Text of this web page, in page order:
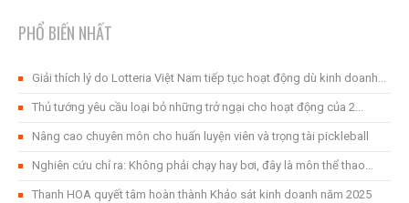
PHỔ BIẾN NHẤT
Giải thích lý do Lotteria Việt Nam tiếp tục hoạt động dù kinh doanh...
Thủ tướng yêu cầu loại bỏ những trở ngại cho hoạt động của 2...
Nâng cao chuyên môn cho huấn luyện viên và trọng tài pickleball
Nghiên cứu chỉ ra: Không phải chạy hay bơi, đây là môn thể thao...
Thanh HOA quyết tâm hoàn thành Khảo sát kinh doanh năm 2025